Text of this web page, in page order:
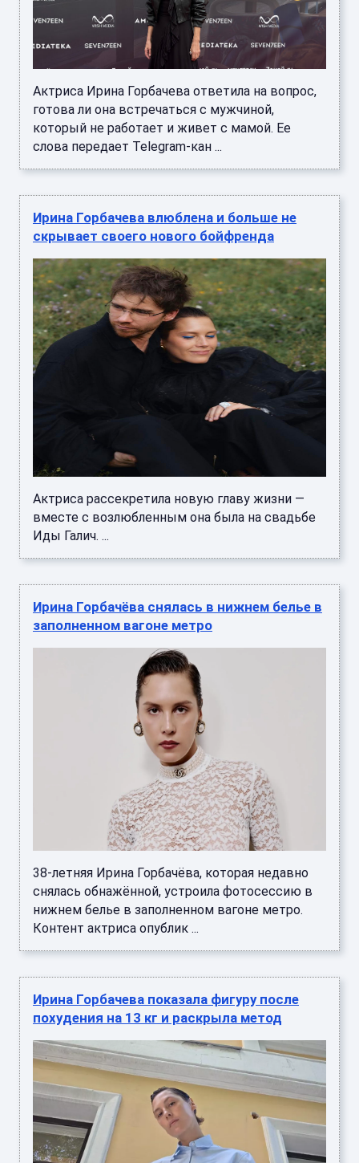
Актриса Ирина Горбачева ответила на вопрос,
готова ли она встречаться с мужчиной,
который не работает и живет с мамой. Ее
слова передает Telegram‑кан ...
Ирина Горбачева влюблена и больше не
скрывает своего нового бойфренда
Актриса рассекретила новую главу жизни —
вместе с возлюбленным она была на свадьбе
Иды Галич. ...
Ирина Горбачёва снялась в нижнем белье в
заполненном вагоне метро
38-летняя Ирина Горбачёва, которая недавно
снялась обнажённой, устроила фотосессию в
нижнем белье в заполненном вагоне метро.
Контент актриса опублик ...
Ирина Горбачева показала фигуру после
похудения на 13 кг и раскрыла метод